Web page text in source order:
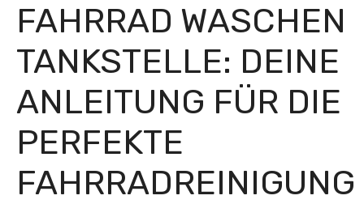
FAHRRAD WASCHEN
TANKSTELLE: DEINE
ANLEITUNG FÜR DIE
PERFEKTE
FAHRRADREINIGUNG